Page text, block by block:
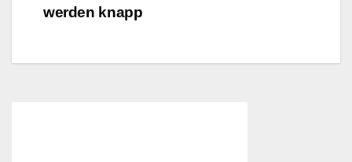
werden knapp